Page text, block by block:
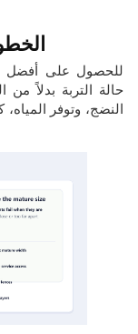
الخطوة 1: قياس
للحصول على أفضل
حالة التربة بدلاً
النضج، وتوفر